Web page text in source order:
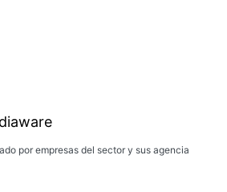
por empresas del sector y sus agencia